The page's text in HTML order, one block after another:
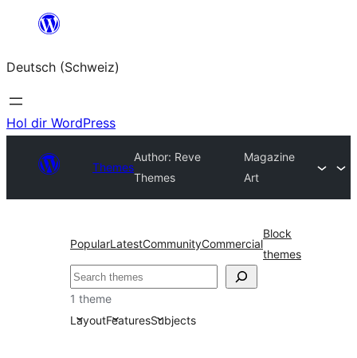
springen
Deutsch (Schweiz)
Hol dir WordPress
Themes
Author: Reve
Themes
Magazine
Art
PopularLatestCommunityCommercial
Block
themes
Suchen
1 theme
LayoutFeaturesSubjects